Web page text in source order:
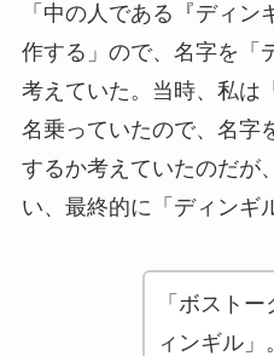
「中の人である『ディ
作する」ので、名字を「
考えていた。当時、私は
名乗っていたので、名字
するか考えていたのだが
い、最終的に「ディンギ
「ボスト
ィンギル」